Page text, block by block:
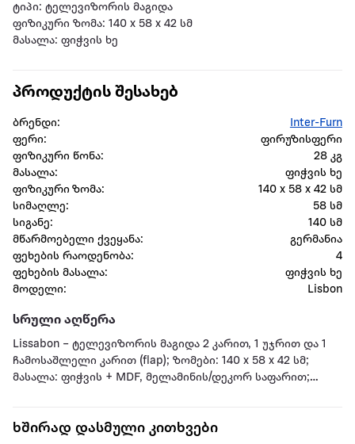
ტიპი: ტელევიზორის მაგიდა
ფიზიკური ზომა: 140 x 58 x 42 სმ
მასალა: ფიჭვის ხე
პროდუქტის შესახებ
ბრენდი:
Inter-Furn
ფერი:
ფირუზისფერი
ფიზიკური წონა:
28 კგ
მასალა:
ფიჭვის ხე
ფიზიკური ზომა:
140 x 58 x 42 სმ
სიმაღლე:
58 სმ
სიგანე:
140 სმ
მწარმოებელი ქვეყანა:
გერმანია
ფეხების რაოდენობა:
4
ფეხების მასალა:
ფიჭვის ხე
მოდელი:
Lisbon
სრული აღწერა
Lissabon – ტელევიზორის მაგიდა 2 კარით, 1 უჯრით და 1
ჩამოსაშლელი კარით (flap); ზომები: 140 x 58 x 42 სმ;
მასალა: ფიჭვის + MDF, მელამინის/დეკორ საფარით;
სტაბილური კორპუსი; დიზაინი: თანამედროვე / mid-
ხშირად დასმული კითხვები